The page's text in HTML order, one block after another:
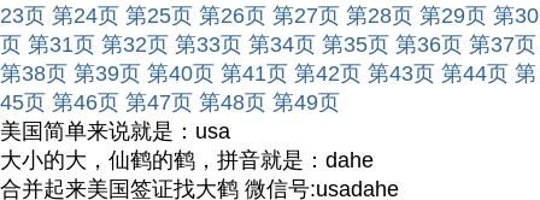
23页 第24页 第25页 第26页 第27页 第28页 第29页 第30
页 第31页 第32页 第33页 第34页 第35页 第36页 第37页
第38页 第39页 第40页 第41页 第42页 第43页 第44页 第
45页 第46页 第47页 第48页 第49页
美国简单来说就是：usa
大小的大，仙鹤的鹤，拼音就是：dahe
合并起来美国签证找大鹤 微信号:usadahe